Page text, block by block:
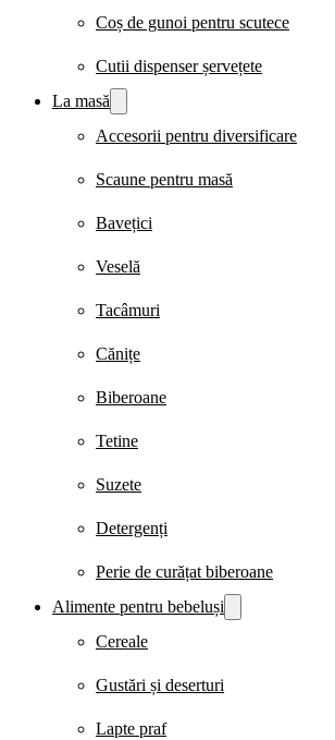
Coș de gunoi pentru scutece
Cutii dispenser șervețete
La masă
Accesorii pentru diversificare
Scaune pentru masă
Bavețici
Veselă
Tacâmuri
Cănițe
Biberoane
Tetine
Suzete
Detergenți
Perie de curățat biberoane
Alimente pentru bebeluși
Cereale
Gustări și deserturi
Lapte praf